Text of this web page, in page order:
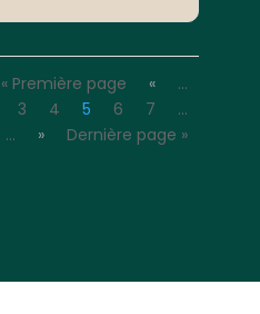
« Première page «
…
3
4 5 6 7
…
… » Dernière page »